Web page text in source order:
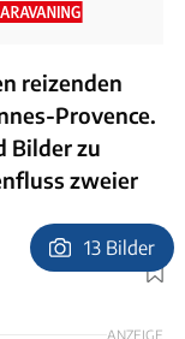
reizenden
Provence.
Bilder zu
zweier
Cévennes-Provence
13 Bilder
ANZEIGE